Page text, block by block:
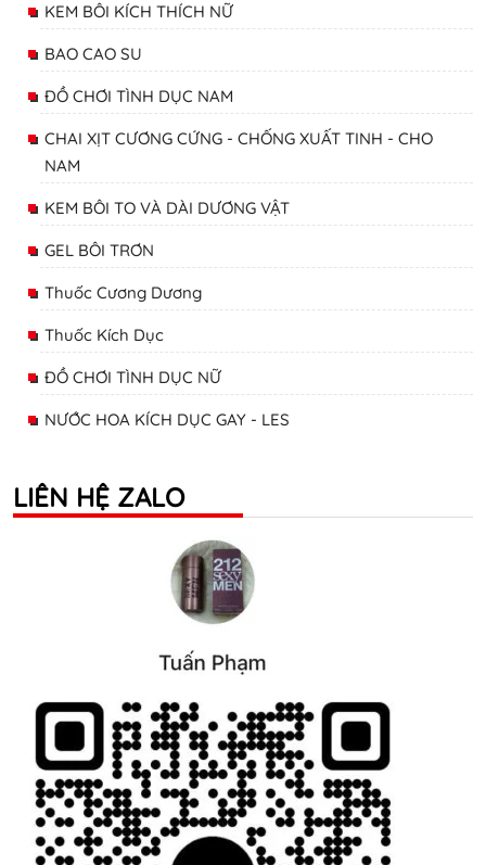
KEM BÔI KÍCH THÍCH NỮ
BAO CAO SU
ĐỒ CHƠI TÌNH DỤC NAM
CHAI XỊT CƯƠNG CỨNG - CHỐNG XUẤT TINH - CHO
NAM
KEM BÔI TO VÀ DÀI DƯƠNG VẬT
GEL BÔI TRƠN
Thuốc Cương Dương
Thuốc Kích Dục
ĐỒ CHƠI TÌNH DỤC NỮ
NƯỚC HOA KÍCH DỤC GAY - LES
LIÊN HỆ ZALO